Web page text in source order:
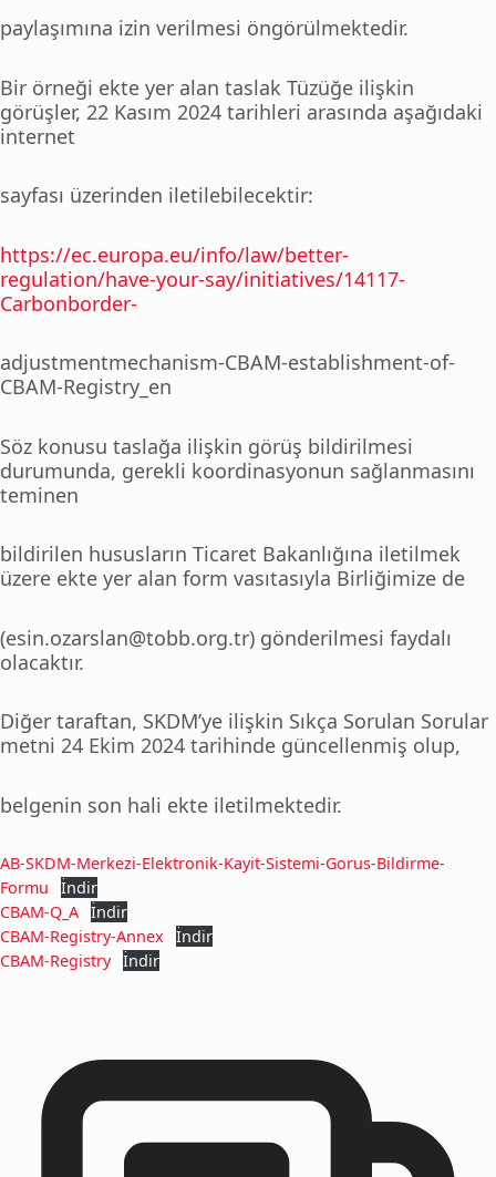
paylaşımına izin verilmesi öngörülmektedir.
Bir örneği ekte yer alan taslak Tüzüğe ilişkin
görüşler, 22 Kasım 2024 tarihleri arasında aşağıdaki
internet
sayfası üzerinden iletilebilecektir:
https://ec.europa.eu/info/law/better-
regulation/have-your-say/initiatives/14117-
Carbonborder-
adjustmentmechanism-CBAM-establishment-of-
CBAM-Registry_en
Söz konusu taslağa ilişkin görüş bildirilmesi
durumunda, gerekli koordinasyonun sağlanmasını
teminen
bildirilen hususların Ticaret Bakanlığına iletilmek
üzere ekte yer alan form vasıtasıyla Birliğimize de
(esin.ozarslan@tobb.org.tr) gönderilmesi faydalı
olacaktır.
Diğer taraftan, SKDM’ye ilişkin Sıkça Sorulan Sorular
metni 24 Ekim 2024 tarihinde güncellenmiş olup,
belgenin son hali ekte iletilmektedir.
AB-SKDM-Merkezi-Elektronik-Kayit-Sistemi-Gorus-Bildirme-
Formu
İndir
CBAM-Q_A İndir
CBAM-Registry-Annex
İndir
CBAM-Registry İndir